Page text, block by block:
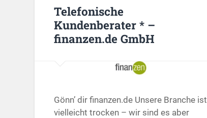
Telefonische
Kundenberater * –
finanzen.de GmbH
Gönn’ dir finanzen.de Unsere Branche ist
vielleicht trocken – wir sind es aber